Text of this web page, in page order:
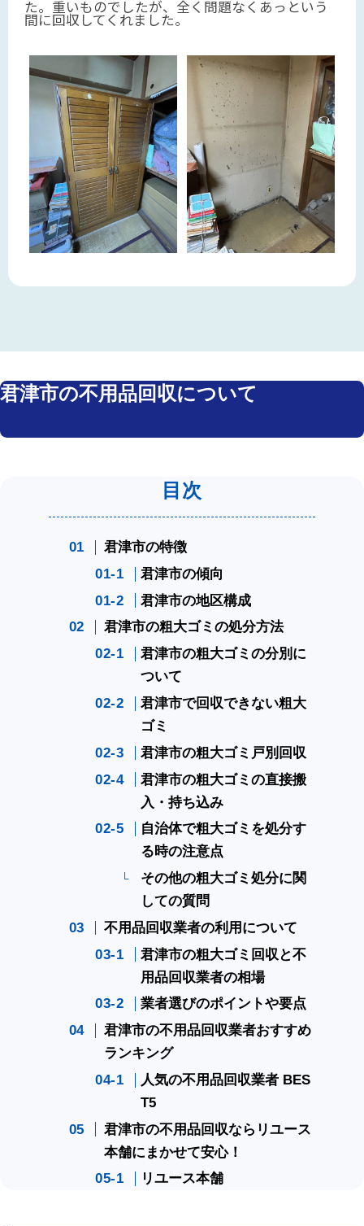
た。重いものでしたが、全く問題なくあっという
間に回収してくれました。
君津市の不用品回収について
君津市の特徴
君津市の傾向
君津市の地区構成
君津市の粗大ゴミの処分方法
君津市の粗大ゴミの分別に
ついて
君津市で回収できない粗大
ゴミ
君津市の粗大ゴミ戸別回収
君津市の粗大ゴミの直接搬
入・持ち込み
自治体で粗大ゴミを処分す
る時の注意点
その他の粗大ゴミ処分に関
しての質問
不用品回収業者の利用について
君津市の粗大ゴミ回収と不
用品回収業者の相場
業者選びのポイントや要点
君津市の不用品回収業者おすすめ
ランキング
人気の不用品回収業者 BES
T5
君津市の不用品回収ならリユース
本舗にまかせて安心！
リユース本舗